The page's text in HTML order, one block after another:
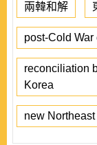
兩韓和解
post-Cold War
reconciliation
Korea
new